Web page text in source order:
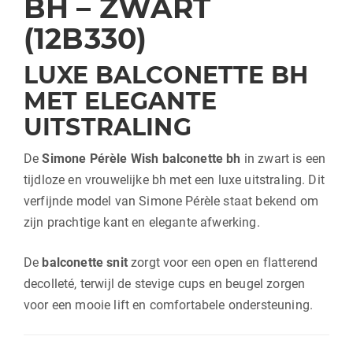
BH – ZWART
(12B330)
LUXE BALCONETTE BH
MET ELEGANTE
UITSTRALING
DeSimone Pérèle Wish balconette bh in zwart is een
tijdloze en vrouwelijke bh met een luxe uitstraling. Dit
verfijnde model vanSimone Pérèle staat bekend om
zijn prachtige kant en elegante afwerking.
De balconette snitzorgt voor een open en flatterend
decolleté, terwijl de stevige cups en beugel zorgen
voor een mooie lift en comfortabele ondersteuning.